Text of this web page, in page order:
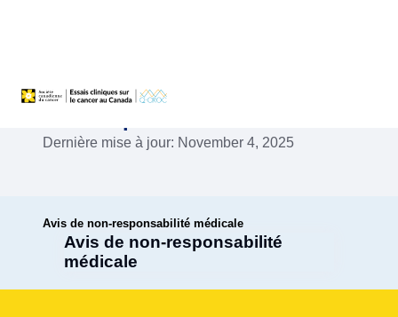
Dernière mise à jour: November 4, 2025
Avis de non-responsabilité médicale
Avis de non-responsabilité
médicale